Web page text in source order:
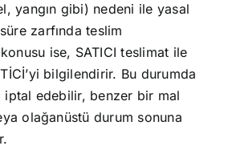
yangın gibi) nedeni ile yasal
zarfında teslim
ise, SATICI teslimat ile
bilgilendirir. Bu durumda
iptal edebilir, benzer bir mal
olağanüstü durum sonuna